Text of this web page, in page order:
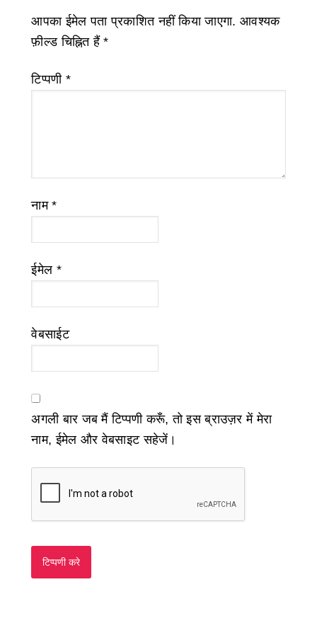
आपका ईमेल पता प्रकाशित नहीं किया जाएगा. आवश्यक
फ़ील्ड चिह्नित हैं*
टिप्पणी *
नाम*
ईमेल *
वेबसाईट
अगली बार जब मैं टिप्पणी करूँ, तो इस ब्राउज़र में मेरा
नाम, ईमेल और वेबसाइट सहेजें।